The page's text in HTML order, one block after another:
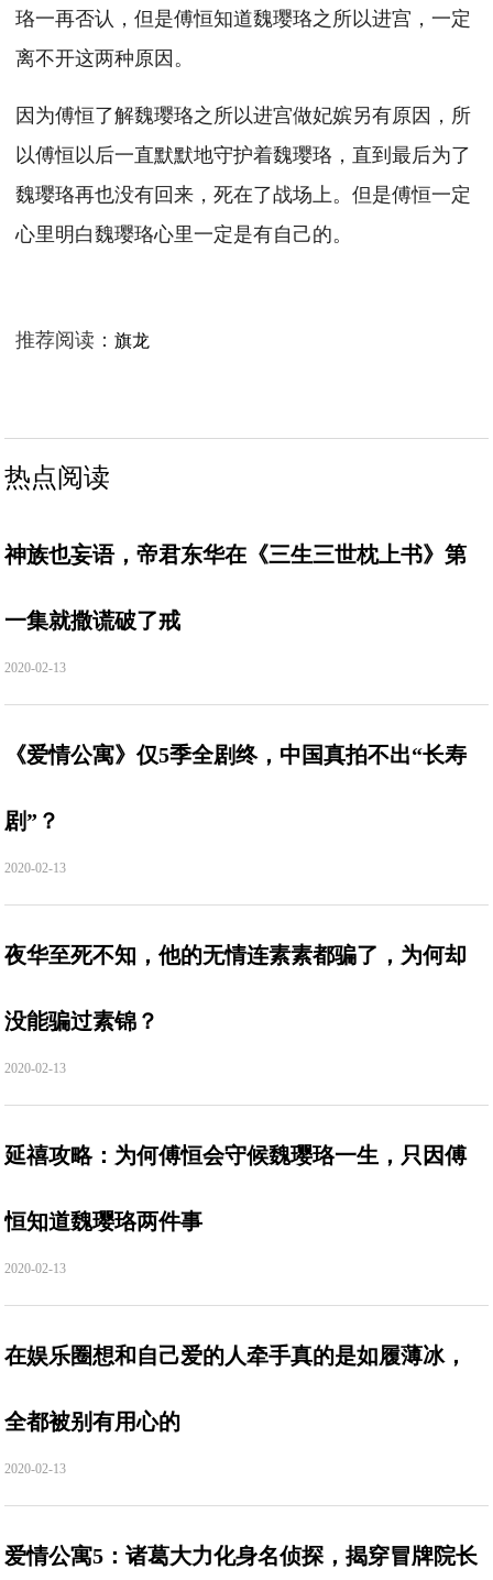
珞一再否认，但是傅恒知道魏璎珞之所以进宫，一定
离不开这两种原因。
因为傅恒了解魏璎珞之所以进宫做妃嫔另有原因，所
以傅恒以后一直默默地守护着魏璎珞，直到最后为了
魏璎珞再也没有回来，死在了战场上。但是傅恒一定
心里明白魏璎珞心里一定是有自己的。
推荐阅读：旗龙
热点阅读
神族也妄语，帝君东华在《三生三世枕上书》第
一集就撒谎破了戒
2020-02-13
《爱情公寓》仅5季全剧终，中国真拍不出“长寿
剧”？
2020-02-13
夜华至死不知，他的无情连素素都骗了，为何却
没能骗过素锦？
2020-02-13
延禧攻略：为何傅恒会守候魏璎珞一生，只因傅
恒知道魏璎珞两件事
2020-02-13
在娱乐圈想和自己爱的人牵手真的是如履薄冰，
全都被别有用心的
2020-02-13
爱情公寓5：诸葛大力化身名侦探，揭穿冒牌院长